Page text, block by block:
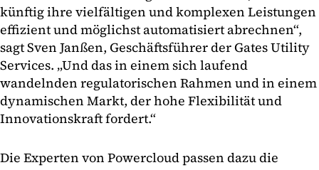
künftig ihre vielfältigen und komplexen Leistungen
effizient und möglichst automatisiert abrechnen“,
sagt Sven Janßen, Geschäftsführer der Gates Utility
Services. „Und das in einem sich laufend
wandelnden regulatorischen Rahmen und in einem
dynamischen Markt, der hohe Flexibilität und
Innovationskraft fordert.“
Die Experten von Powercloud passen dazu die